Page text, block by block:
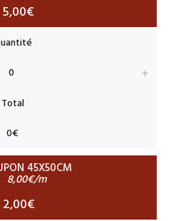
5,00€
45X50CM
8,00€/m
2,00€